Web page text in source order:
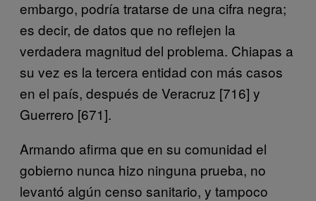
embargo, podría tratarse de una cifra negra;
es decir, de datos que no reflejen la
verdadera magnitud del problema. Chiapas a
su vez es la tercera entidad con más casos
en el país, después de Veracruz [716] y
Guerrero [671].
Armando afirma que en su comunidad el
gobierno nunca hizo ninguna prueba, no
levantó algún censo sanitario, y tampoco